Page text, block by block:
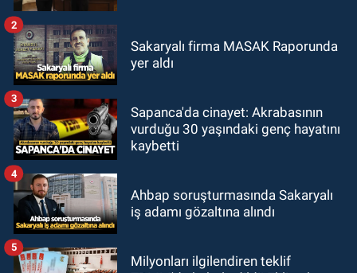
Sakaryalı firma MASAK Raporunda
yer aldı
2
Sapanca'da cinayet: Akrabasının
vurduğu 30 yaşındaki genç hayatını
kaybetti
3
Ahbap soruşturmasında Sakaryalı
iş adamı gözaltına alındı
4
Milyonları ilgilendiren teklif
5